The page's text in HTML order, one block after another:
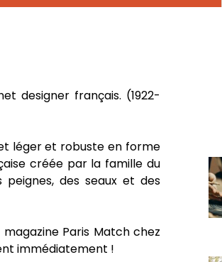
designer français. (1922-
léger et robuste en forme
créée par la famille du
peignes, des seaux et des
Paris Match chez
immédiatement !